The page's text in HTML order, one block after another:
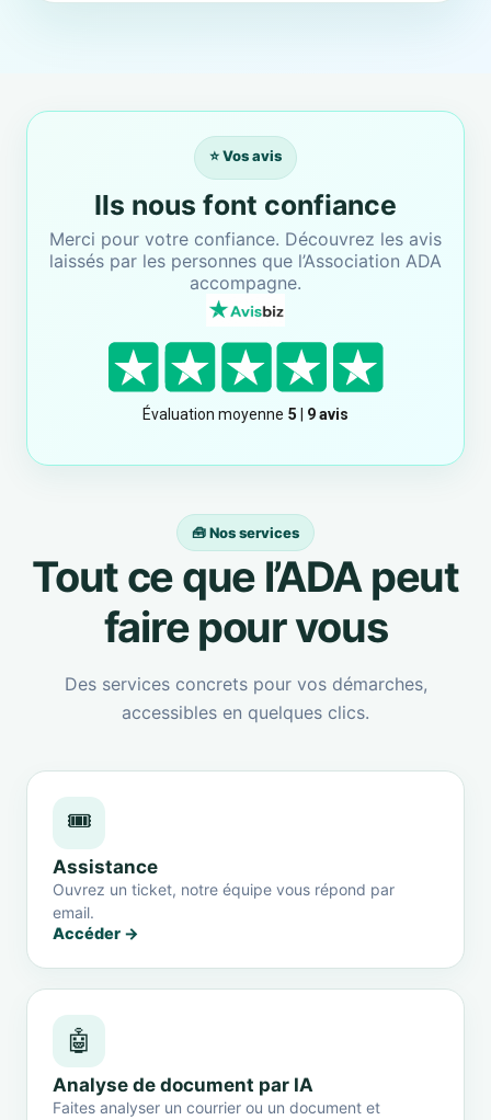
⭐ Vos avis
Ils nous font confiance
Merci pour votre confiance. Découvrez les avis
laissés par les personnes que l’Association ADA
accompagne.
🧰 Nos services
Tout ce que l’ADA peut
faire pour vous
Des services concrets pour vos démarches,
accessibles en quelques clics.
🎟️
Assistance
Ouvrez un ticket, notre équipe vous répond par
email.
Accéder →
🤖
Analyse de document par IA
Faites analyser un courrier ou un document et